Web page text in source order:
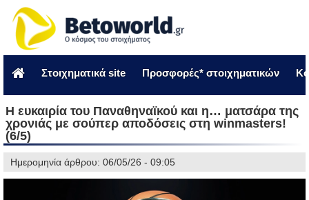
Στοιχηματικά site Προσφορές* στοιχηματικών
Η ευκαιρία του Παναθηναϊκού και η… ματσάρα της
χρονιάς με σούπερ αποδόσεις στη winmasters!
(6/5)
Ημερομηνία άρθρου: 06/05/26 - 09:05